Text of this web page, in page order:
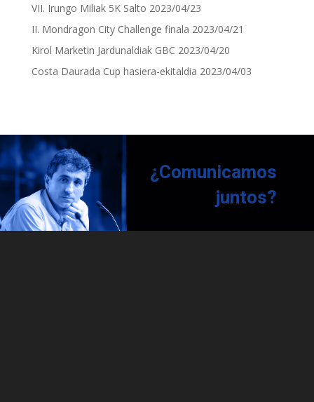
VII. Irungo Miliak 5K Salto 2023/04/23
II. Mondragon City Challenge finala 2023/04/21
Kirol Marketin Jardunaldiak GBC 2023/04/20
Costa Daurada Cup hasiera-ekitaldia 2023/04/03
¿Comunicamos
juntos?